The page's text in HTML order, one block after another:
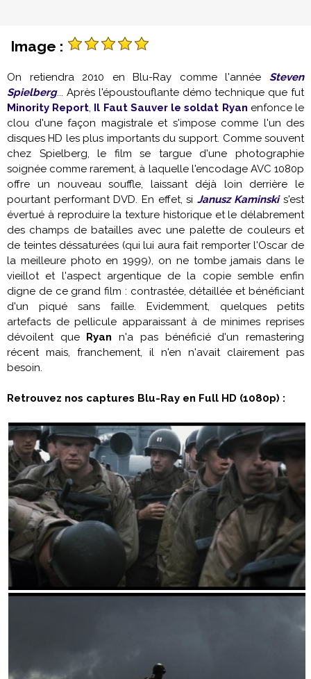
Image :
On retiendra 2010 en Blu-Ray comme l'année Steven
Spielberg... Après l'époustouflante démo technique que fut
Minority Report, Il Faut Sauver le soldat Ryan enfonce le
clou d'une façon magistrale et s'impose comme l'un des
disques HD les plus importants du support. Comme souvent
chez Spielberg, le film se targue d'une photographie
soignée comme rarement, à laquelle l'encodage AVC 1080p
offre un nouveau souffle, laissant déjà loin derrière le
pourtant performant DVD. En effet, si Janusz Kaminskis'est
évertué à reproduire la texture historique et le délabrement
des champs de batailles avec une palette de couleurs et
de teintes déssaturées (qui lui aura fait remporter l'Oscar de
la meilleure photo en 1999), on ne tombe jamais dans le
vieillot et l'aspect argentique de la copie semble enfin
digne de ce grand film : contrastée, détaillée et bénéficiant
d'un piqué sans faille. Evidemment, quelques petits
artefacts de pellicule apparaissant à de minimes reprises
dévoilent que Ryan n'a pas bénéficié d'un remastering
récent mais, franchement, il n'en n'avait clairement pas
besoin.
Retrouvez nos captures Blu-Ray en Full HD (1080p) :